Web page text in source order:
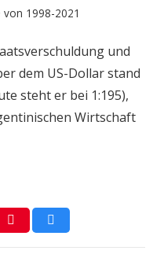
1998-2021
und
dem US-Dollar stand
steht er bei 1:195),
Wirtschaft